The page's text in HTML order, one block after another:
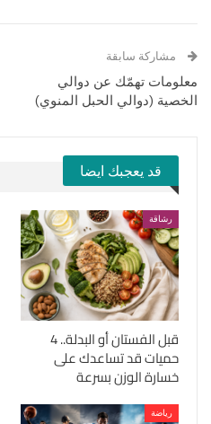
مشاركة سابقة
معلومات تهمّك عن دوالي
الخصية (دوالي الحبل المنوي)
قد يعجبك ايضا
رشاقة
قبل الفستان أو البدلة.. 4
حميات قد تساعدك على
خسارة الوزن بسرعة
رياضة